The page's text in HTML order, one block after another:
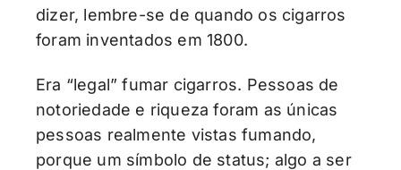
dizer, lembre-se de quando os cigarros
foram inventados em 1800.
Era “legal” fumar cigarros. Pessoas de
notoriedade e riqueza foram as únicas
pessoas realmente vistas fumando,
porque um símbolo de status; algo a ser